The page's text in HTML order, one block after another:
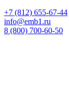
+7 (812) 655-67-44
info@emb1.ru
8 (800) 700-60-50